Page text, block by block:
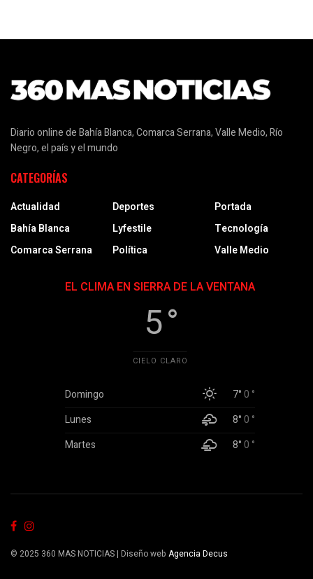
Diario online de Bahía Blanca, Comarca Serrana, Valle Medio, Río
Negro, el país y el mundo
CATEGORÍAS
Actualidad
Bahía Blanca
Comarca Serrana
Deportes
Lyfestile
Política
Portada
Tecnología
Valle Medio
EL CLIMA EN SIERRA DE LA VENTANA
5 °
CIELO CLARO
Domingo 7°0 °
Lunes
8°0 °
Martes
8°0 °
© 2025 360 MAS NOTICIAS | Diseño web Agencia Decus